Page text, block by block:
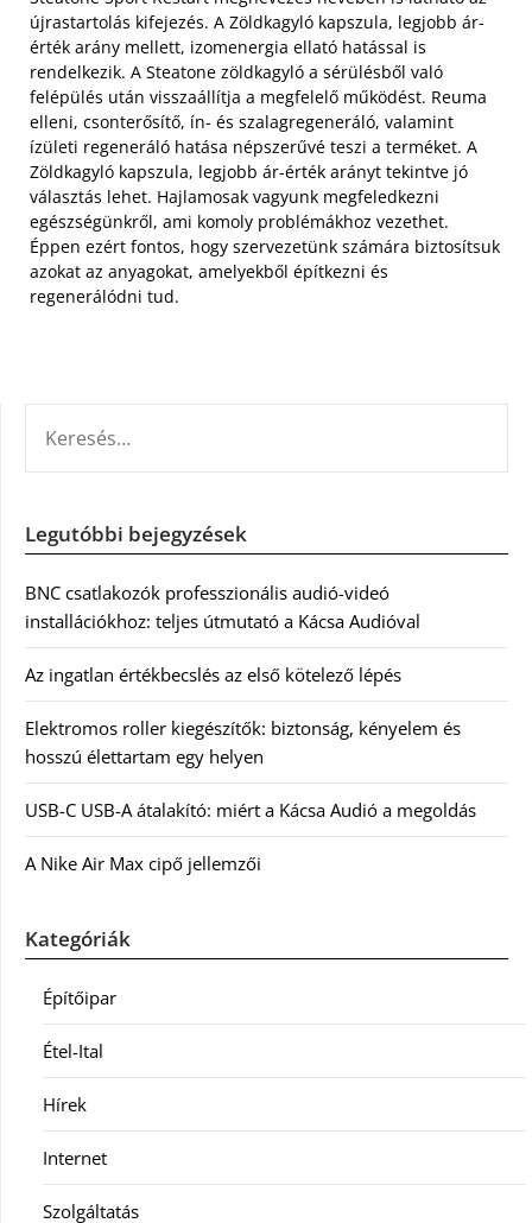
újrastartolás kifejezés. A Zöldkagyló kapszula, legjobb ár-
érték arány mellett, izomenergia ellató hatással is
rendelkezik. A Steatone zöldkagyló a sérülésből való
felépülés után visszaállítja a megfelelő működést. Reuma
elleni, csonterősítő, ín- és szalagregeneráló, valamint
ízületi regeneráló hatása népszerűvé teszi a terméket. A
Zöldkagyló kapszula, legjobb ár-érték arányt tekintve jó
választás lehet. Hajlamosak vagyunk megfeledkezni
egészségünkről, ami komoly problémákhoz vezethet.
Éppen ezért fontos, hogy szervezetünk számára biztosítsuk
azokat az anyagokat, amelyekből építkezni és
regenerálódni tud.
Legutóbbi bejegyzések
BNC csatlakozók professzionális audió-videó
installációkhoz: teljes útmutató a Kácsa Audióval
Az ingatlan értékbecslés az első kötelező lépés
Elektromos roller kiegészítők: biztonság, kényelem és
hosszú élettartam egy helyen
USB-C USB-A átalakító: miért a Kácsa Audió a megoldás
A Nike Air Max cipő jellemzői
Kategóriák
Építőipar
Étel-Ital
Hírek
Internet
Szolgáltatás